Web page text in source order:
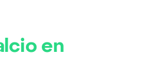
en